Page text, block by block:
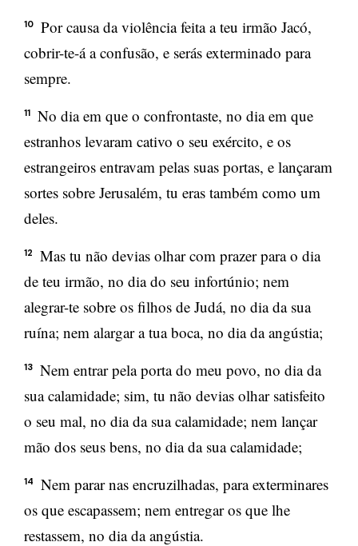
10
Por causa da violência feita a teu irmão Jacó,
cobrir-te-á a confusão, e serás exterminado para
sempre.
11
No dia em que o confrontaste, no dia em que
estranhos levaram cativo o seu exército, e os
estrangeiros entravam pelas suas portas, e lançaram
sortes sobre Jerusalém, tu eras também como um
deles.
12
Mas tu não devias olhar com prazer para o dia
de teu irmão, no dia do seu infortúnio; nem
alegrar-te sobre os filhos de Judá, no dia da sua
ruína; nem alargar a tua boca, no dia da angústia;
13
Nem entrar pela porta do meu povo, no dia da
sua calamidade; sim, tu não devias olhar satisfeito
o seu mal, no dia da sua calamidade; nem lançar
mão dos seus bens, no dia da sua calamidade;
14
Nem parar nas encruzilhadas, para exterminares
os que escapassem; nem entregar os que lhe
restassem, no dia da angústia.